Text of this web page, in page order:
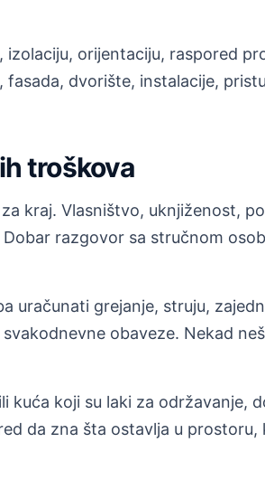
orijentaciju, raspored
dvorište, instalacije,
troškova
kraj. Vlasništvo, uknjiženost,
razgovor sa stručnom
uračunati grejanje, struju,
obaveze. Nekad
kuća koji su laki za održavanje,
da zna šta ostavlja u